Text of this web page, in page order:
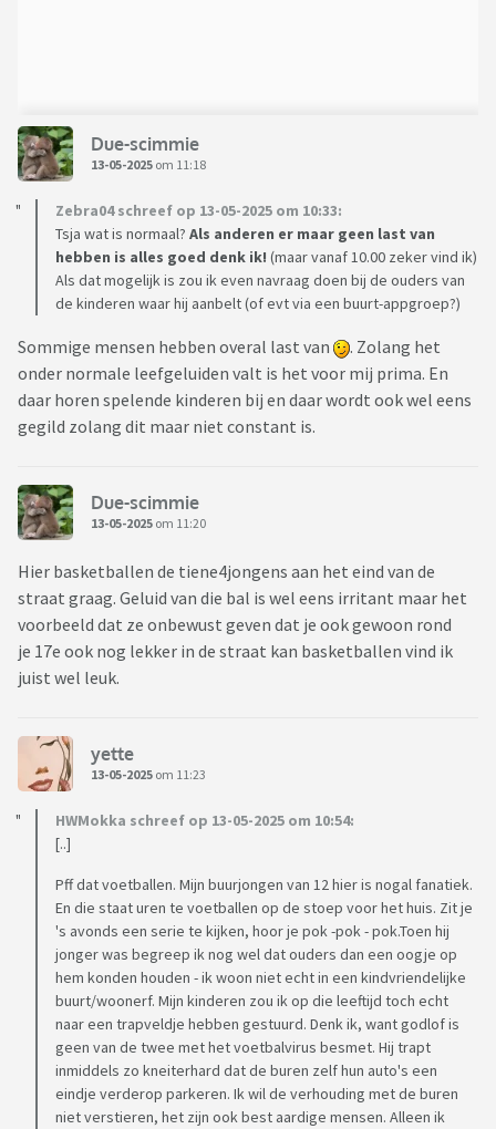
Due-scimmie
13-05-2025 om 11:18
Zebra04 schreef op 13-05-2025 om 10:33:
Tsja wat is normaal? Als anderen er maar geen last van
hebben is alles goed denk ik! (maar vanaf 10.00 zeker vind ik)
Als dat mogelijk is zou ik even navraag doen bij de ouders van
de kinderen waar hij aanbelt (of evt via een buurt-appgroep?)
Sommige mensen hebben overal last van
. Zolang het
onder normale leefgeluiden valt is het voor mij prima. En
daar horen spelende kinderen bij en daar wordt ook wel eens
gegild zolang dit maar niet constant is.
Due-scimmie
13-05-2025 om 11:20
Hier basketballen de tiene4jongens aan het eind van de
straat graag. Geluid van die bal is wel eens irritant maar het
voorbeeld dat ze onbewust geven dat je ook gewoon rond
je 17e ook nog lekker in de straat kan basketballen vind ik
juist wel leuk.
yette
13-05-2025 om 11:23
HWMokka schreef op 13-05-2025 om 10:54:
[..]
Pff dat voetballen. Mijn buurjongen van 12 hier is nogal fanatiek.
En die staat uren te voetballen op de stoep voor het huis. Zit je
's avonds een serie te kijken, hoor je pok -pok - pok.Toen hij
jonger was begreep ik nog wel dat ouders dan een oogje op
hem konden houden - ik woon niet echt in een kindvriendelijke
buurt/woonerf. Mijn kinderen zou ik op die leeftijd toch echt
naar een trapveldje hebben gestuurd. Denk ik, want godlof is
geen van de twee met het voetbalvirus besmet. Hij trapt
inmiddels zo kneiterhard dat de buren zelf hun auto's een
eindje verderop parkeren. Ik wil de verhouding met de buren
niet verstieren, het zijn ook best aardige mensen. Alleen ik